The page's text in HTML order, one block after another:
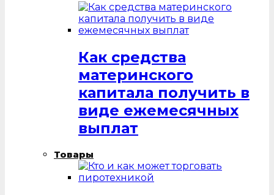
Как средства
материнского
капитала получить в
виде ежемесячных
выплат
Товары